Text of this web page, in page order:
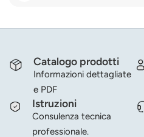
Catalogo prodotti
Informazioni dettagliate
e PDF
Istruzioni
Consulenza tecnica
professionale.